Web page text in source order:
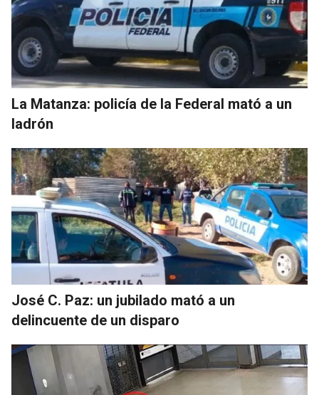
La Matanza: policía de la Federal mató a un
ladrón
José C. Paz: un jubilado mató a un
delincuente de un disparo